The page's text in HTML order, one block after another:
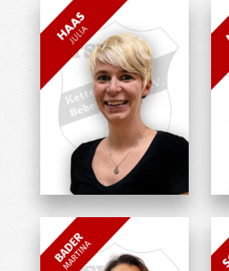
Julia Haas
Übungsleiterin